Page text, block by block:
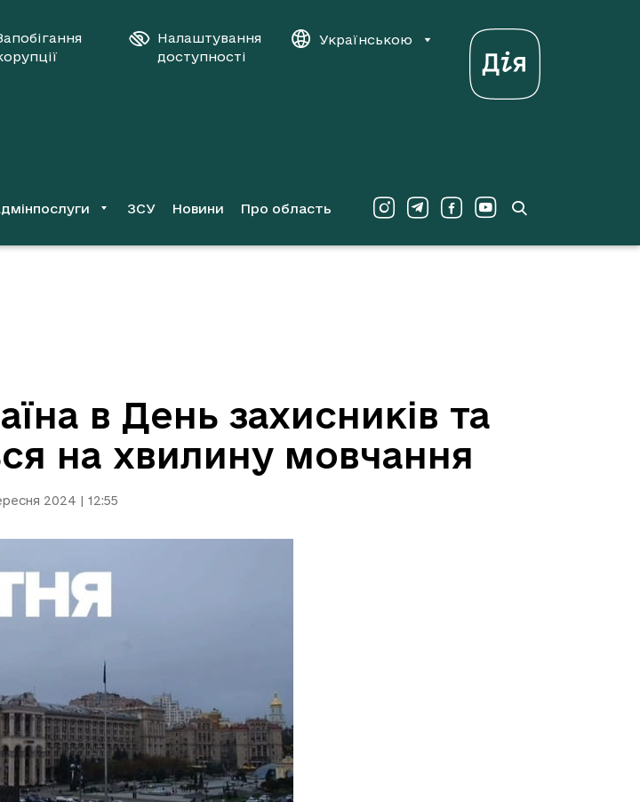
Налаштування
доступності
Українською
ЗСУ Новини Про область
в День захисників та
на хвилину мовчання
2024 | 12:55